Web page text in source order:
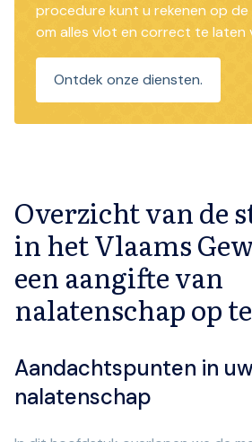
procedure kunt u rekenen op de
om alles vlot en correct te laten
Ontdek onze diensten.
Overzicht van de
in het Vlaams
een aangifte van
nalatenschap op
Aandachtspunten in
nalatenschap